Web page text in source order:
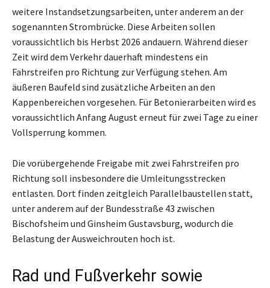
weitere Instandsetzungsarbeiten, unter anderem an der
sogenannten Strombrücke. Diese Arbeiten sollen
voraussichtlich bis Herbst 2026 andauern. Während dieser
Zeit wird dem Verkehr dauerhaft mindestens ein
Fahrstreifen pro Richtung zur Verfügung stehen. Am
äußeren Baufeld sind zusätzliche Arbeiten an den
Kappenbereichen vorgesehen. Für Betonierarbeiten wird es
voraussichtlich Anfang August erneut für zwei Tage zu einer
Vollsperrung kommen.
Die vorübergehende Freigabe mit zwei Fahrstreifen pro
Richtung soll insbesondere die Umleitungsstrecken
entlasten. Dort finden zeitgleich Parallelbaustellen statt,
unter anderem auf der Bundesstraße 43 zwischen
Bischofsheim und Ginsheim Gustavsburg, wodurch die
Belastung der Ausweichrouten hoch ist.
Rad und Fußverkehr sowie